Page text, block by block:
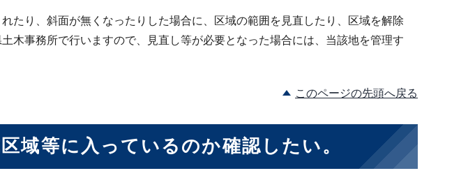
たり、斜面が無くなったりした場合に、区域の範囲を見直したり、区域を解除
木事務所で行いますので、見直し等が必要となった場合には、当該地を管理す
このページの先頭へ戻る
域等に入っているのか確認したい。